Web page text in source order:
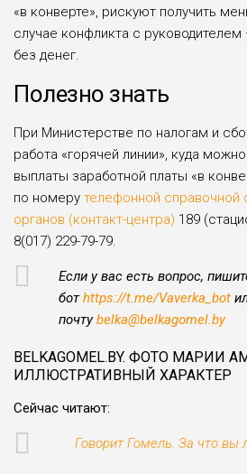
«в конверте», рискуют получить
случае конфликта с
без денег.
Полезно знать
При Министерстве по налогам и
работа «горячей линии», куда
выплаты заработной платы «в
по номеру телефонной справочной
органов (контакт-центра) 189
8(017) 229-79-79.
Если у вас есть вопрос,
ботhttps://t.me/Vaverka_bot
почтуbelka@belkagomel.by
BELKAGOMEL.BY. ФОТО МАРИИ
ИЛЛЮСТРАТИВНЫЙ ХАРАКТЕР
Cейчас читают:
Говорит Гомель. За что вы